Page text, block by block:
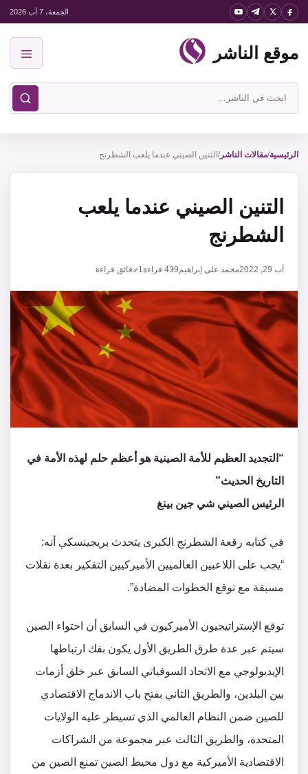
انتقل
المحتوى
الجمعة، 7 آب 2026
موقع الناشر
ابحث
في
الناشر
الرئيسية/مقالات الناشر/ التنين الصيني عندما يلعب الشطرنج
التنين الصيني عندما يلعب
الشطرنج
آب 29, 2022 محمد علي إبراهيم439 قراءة1 دقائق قراءة
“التجديد العظيم للأمة الصينية هو أعظم حلم لهذه الأمة في
التاريخ الحديث”
الرئيس الصيني شي جين بينغ
في كتابه رقعة الشطرنج الكبرى يتحدث بريجينسكي أنه:
“يجب على اللاعبين العالميين الأميركيين التفكير بعدة نقلات
مسبقة مع توقع الخطوات المضادة”.
توقع الإستراتيجيون الأميركيون في السابق أن احتواء الصين
سيتم عبر عدة طرق الطريق الأول يكون بفك ارتباطها
الإيديولوجي مع الاتحاد السوفياتي السابق عبر خلق أزمات
بين البلدين، والطريق الثاني بفتح باب الاندماج الاقتصادي
للصين ضمن النظام العالمي الذي تسيطر عليه الولايات
المتحدة، والطريق الثالث عبر مجموعة من الشراكات
الاقتصادية الأميركية مع دول محيط الصين تمنع الصين من